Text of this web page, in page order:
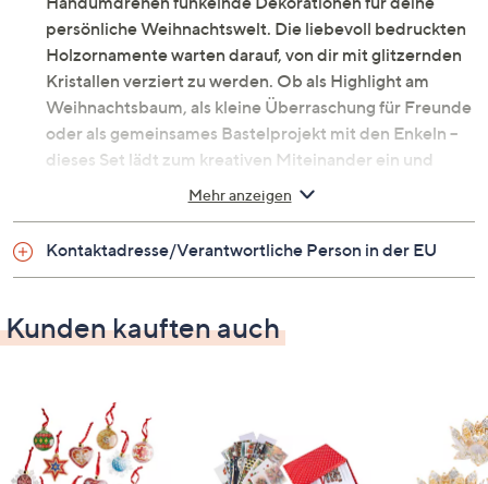
persönliche Weihnachtswelt. Die liebevoll bedruckten
Holzornamente warten darauf, von dir mit glitzernden
Kristallen verziert zu werden. Ob als Highlight am
Weihnachtsbaum, als kleine Überraschung für Freunde
oder als gemeinsames Bastelprojekt mit den Enkeln –
dieses Set lädt zum kreativen Miteinander ein und
sorgt für strahlende Momente in deinem Zuhause.
Was erhalte ich?
12 Ornamente aus Holz, ca. 8 – 10 cm groß,
Tannenbaum, Lebkuchenmann, Weihnachtsmann
Stift zum Aufnehmen der Steine
Beutel Kristalle in verschiedenen Farben,
passend zum Nachlegen
Mehr anzeigen
Kontaktadresse/Verantwortliche Person in der EU
Kunden kauften auch